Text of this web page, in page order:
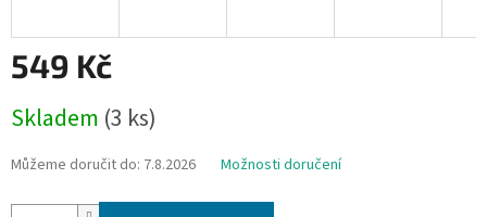
549 Kč
cena:
Skladem (3 ks)
Můžeme doručit do: 7.8.2026 Možnosti doručení